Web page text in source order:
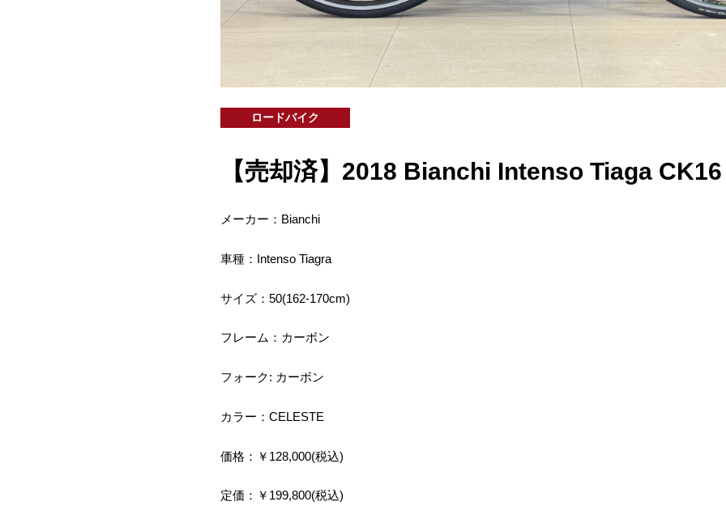
ロードバイク
【売却済】2018 Bianchi Intenso Tiaga
メーカー：Bianchi
車種：Intenso Tiagra
サイズ：50(162-170cm)
フレーム：カーボン
フォーク: カーボン
カラー：CELESTE
価格：￥128,000(税込)
定価：￥199,800(税込)